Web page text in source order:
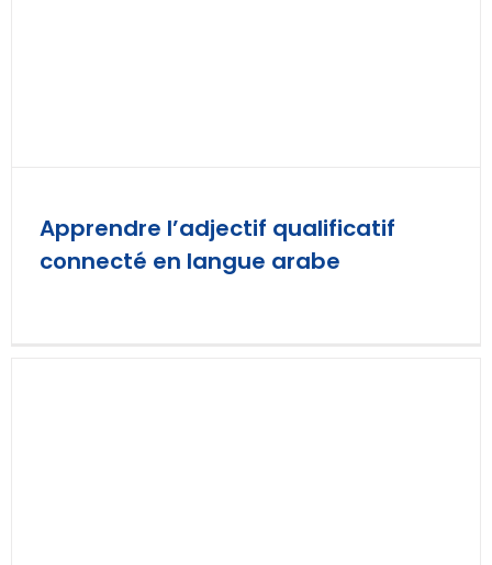
Apprendre l’adjectif qualificatif
connecté en langue arabe